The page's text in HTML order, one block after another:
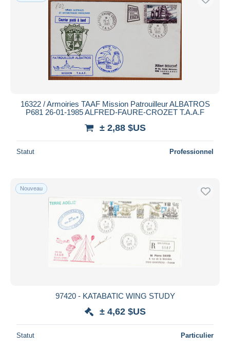
16322 / Armoiries TAAF Mission Patrouilleur ALBATROS
P681 26-01-1985 ALFRED-FAURE-CROZET T.A.A.F
± 2,88 $US
Statut Professionnel
Nouveau
97420 - KATABATIC WING STUDY
± 4,62 $US
Statut Particulier